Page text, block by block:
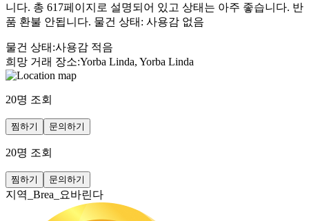
니다. 총 617페이지로 설명되어 있고 상태는 아주 좋습니다. 반
품 환불 안됩니다. 물건 상태: 사용감 없음
물건 상태 :사용감 적음
희망 거래 장소:Yorba Linda, Yorba Linda
20명 조회
찜하기 문의하기
20명 조회
찜하기 문의하기
지역_Brea_요바린다